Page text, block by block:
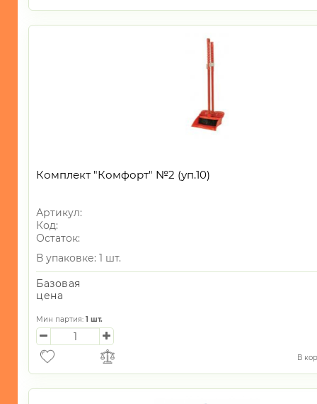
Комплект "Комфорт" №2 (уп.10)
Артикул:
Код:
Остаток:
В упаковке: 1 шт.
Базовая
цена
Мин партия: 1 шт.
В